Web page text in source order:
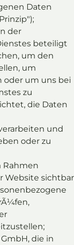
Daten
der
beteiligt
um den
um
oder um uns bei
zu
die Daten
und
oder zu
Rahmen
Website sichtbar
die in